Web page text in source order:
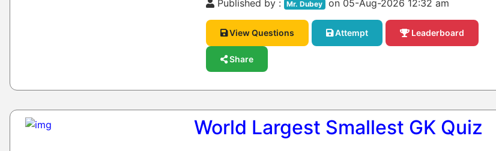
Published by :
Mr. Dubey on 05-Aug-2026 12:32 am
View Questions Attempt Leaderboard
Share
World Largest Smallest GK Quiz